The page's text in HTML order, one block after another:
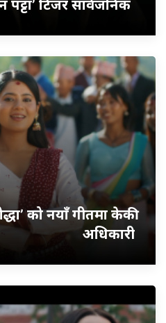
पट्टा’ टिजर सार्वजनिक
को नयाँ गीतमा केकी
अधिकारी